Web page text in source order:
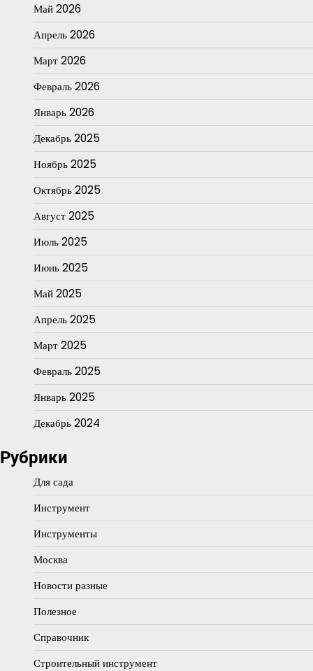
Май 2026
Апрель 2026
Март 2026
Февраль 2026
Январь 2026
Декабрь 2025
Ноябрь 2025
Октябрь 2025
Август 2025
Июль 2025
Июнь 2025
Май 2025
Апрель 2025
Март 2025
Февраль 2025
Январь 2025
Декабрь 2024
Рубрики
Для сада
Инструмент
Инструменты
Москва
Новости разные
Полезное
Справочник
Строительный инструмент